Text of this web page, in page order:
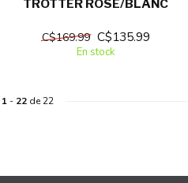
TROTTER ROSE/BLANC
C$169.99 C$135.99
En stock
1 - 22 de 22